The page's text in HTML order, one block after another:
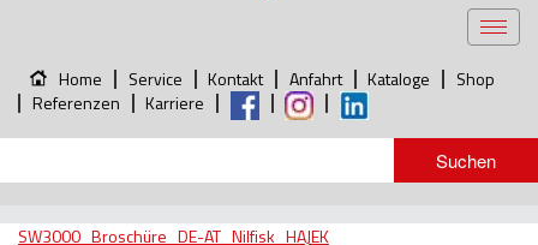
Home Service Kontakt Anfahrt Kataloge
Shop
Referenzen
Karriere
SW3000_Broschüre_DE-AT_Nilfisk_HAJEK